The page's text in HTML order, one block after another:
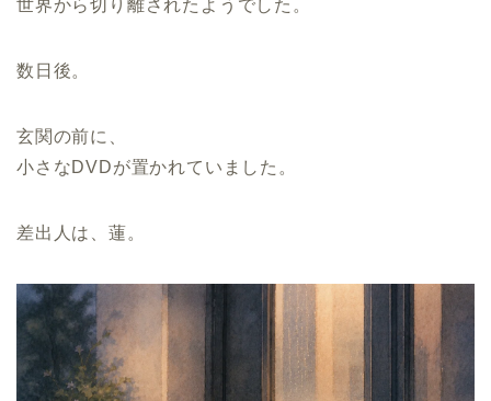
世界から切り離されたようでした。
数日後。
玄関の前に、
小さなDVDが置かれていました。
差出人は、蓮。